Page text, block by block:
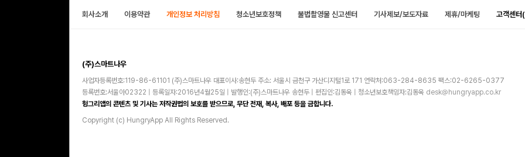
회사소개 이용약관 개인정보 처리방침 청소년보호정책 불법촬영물 신고센터 기사제보/보도자료 제휴/마케팅 고객센
(주)스마트나우
사업자등록번호:119-86-61101 (주)스마트나우 대표이사:송현두 주소: 서울시 금천구 가산디지털1로 171 연락처:063-284-8635 팩스:02-6265-0377
등록번호:서울아02322 | 등록일자:2016년4월25일 | 발행인:(주)스마트나우 송현두 | 편집인:김동욱 | 청소년보호책임자:김동욱 desk@hungryapp.co.kr
헝그리앱의 콘텐츠 및 기사는 저작권법의 보호를 받으므로, 무단 전재, 복사, 배포 등을 금합니다.
Copyright (c) HungryApp All Rights Reserved.